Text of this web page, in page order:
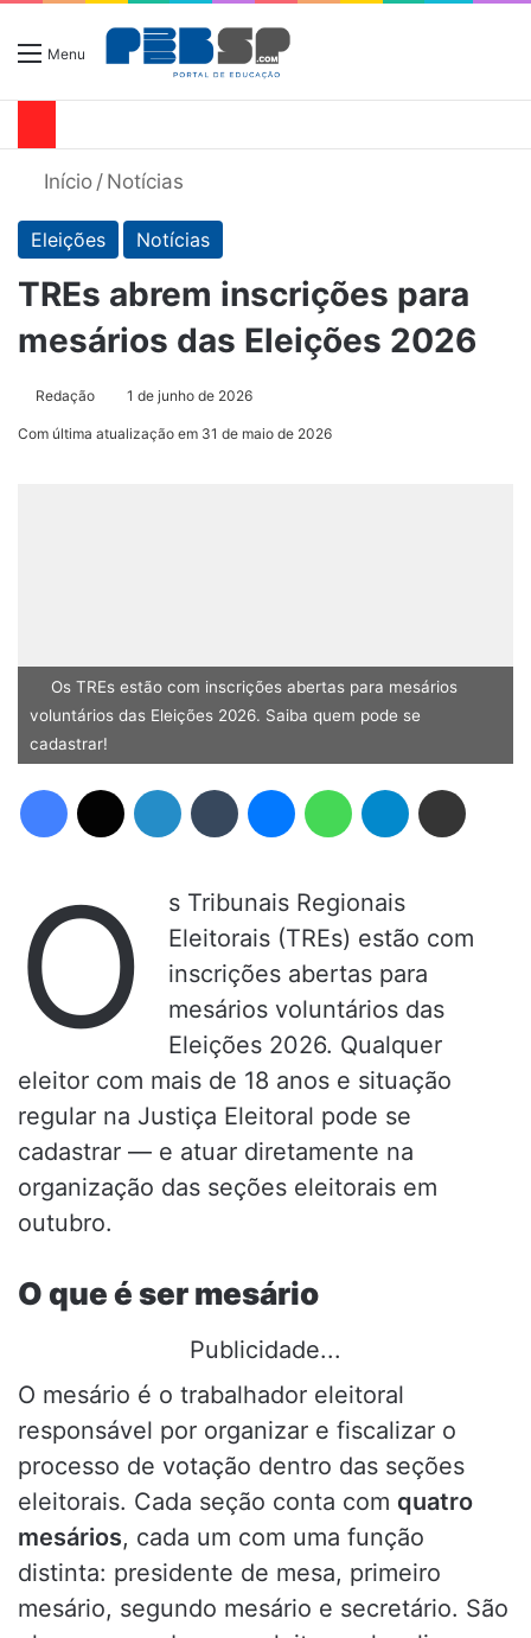
Menu
Início / Notícias
Eleições Notícias
TREs abrem inscrições para
mesários das Eleições 2026
Redação 1 de junho de 2026
Com última atualização em 31 de maio de 2026
Os TREs estão com inscrições abertas para mesários
voluntários das Eleições 2026. Saiba quem pode se
cadastrar!
O
s Tribunais Regionais
Eleitorais (TREs) estão com
inscrições abertas para
mesários voluntários das
Eleições 2026. Qualquer
eleitor com mais de 18 anos e situação
regular na Justiça Eleitoral pode se
cadastrar — e atuar diretamente na
organização das seções eleitorais em
outubro.
O que é ser mesário
Publicidade...
O mesário é o trabalhador eleitoral
responsável por organizar e fiscalizar o
processo de votação dentro das seções
eleitorais. Cada seção conta com quatro
mesários, cada um com uma função
distinta: presidente de mesa, primeiro
mesário, segundo mesário e secretário. São